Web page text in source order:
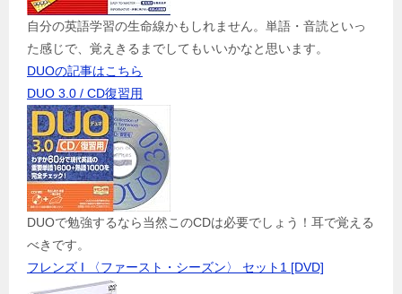
自分の英語学習の生命線かもしれません。単語・音読といっ
た感じで、覚えきるまでしてもいいかなと思います。
DUOの記事はこちら
DUO 3.0 / CD復習用
DUOで勉強するなら当然このCDは必要でしょう！耳で覚える
べきです。
フレンズ I 〈ファースト・シーズン〉 セット1 [DVD]